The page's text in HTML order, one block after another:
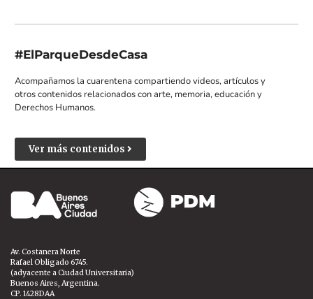
#ElParqueDesdeCasa
Acompañamos la cuarentena compartiendo videos, artículos y
otros contenidos relacionados con arte, memoria, educación y
Derechos Humanos.
Ver más contenidos
Av. Costanera Norte
Rafael Obligado 6745.
(adyacente a Ciudad Universitaria)
Buenos Aires, Argentina.
CP. 1428DAA